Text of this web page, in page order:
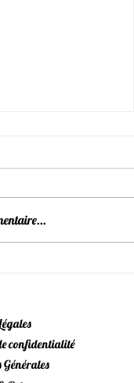
2026
confidentialité